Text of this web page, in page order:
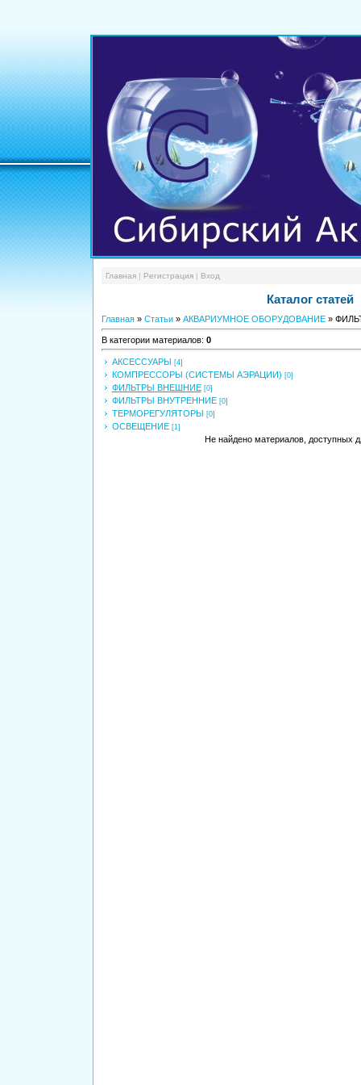
Главная| Регистрация| Вход
Каталог статей
Главная» Статьи» АКВАРИУМНОЕ ОБОРУДОВАНИЕ»
В категории материалов: 0
АКСЕССУАРЫ [4]
КОМПРЕССОРЫ (СИСТЕМЫ АЭРАЦИИ) [0]
ФИЛЬТРЫ ВНЕШНИЕ [0]
ФИЛЬТРЫ ВНУТРЕННИЕ [0]
ТЕРМОРЕГУЛЯТОРЫ [0]
ОСВЕЩЕНИЕ [1]
Не найдено материалов, доступных